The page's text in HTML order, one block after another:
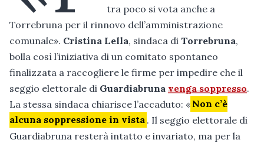
tra poco si vota anche a
Torrebruna per il rinnovo dell’amministrazione
comunale». Cristina Lella, sindaca di Torrebruna,
bolla così l’iniziativa di un comitato spontaneo
finalizzata a raccogliere le firme per impedire che il
seggio elettorale di Guardiabruna venga soppresso.
La stessa sindaca chiarisce l’accaduto: « Non c’è
alcuna soppressione in vista . Il seggio elettorale di
Guardiabruna resterà intatto e invariato, ma per la